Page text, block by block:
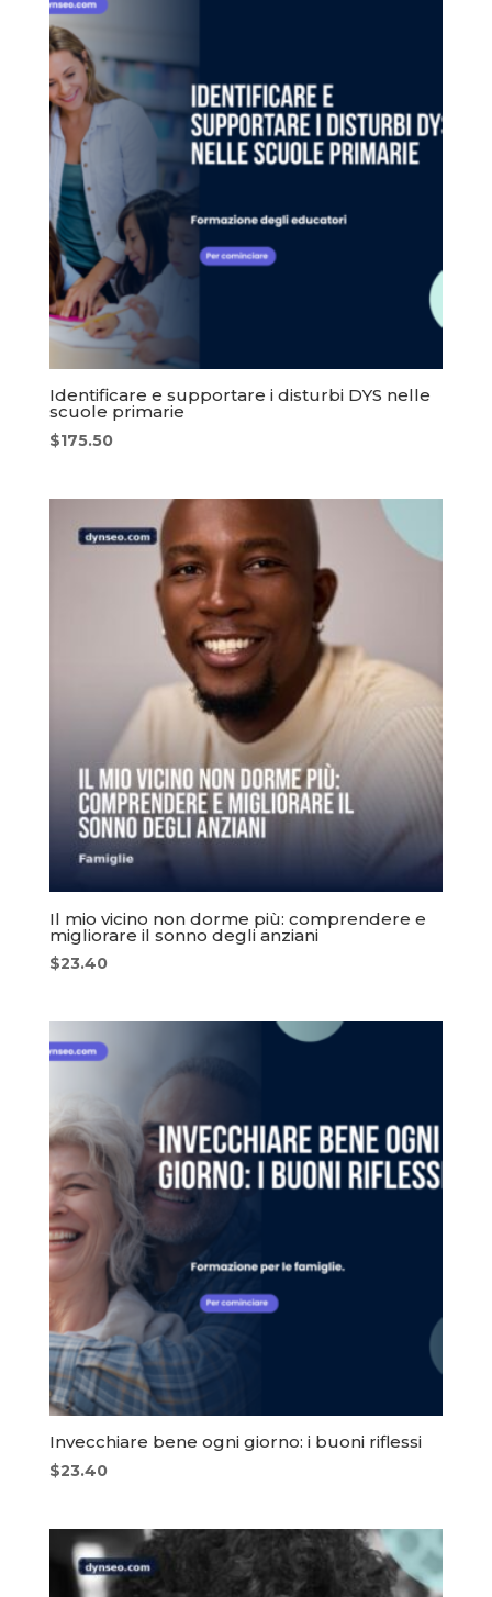
Identificare e supportare i disturbi DYS nelle
scuole primarie
$175.50
Il mio vicino non dorme più: comprendere e
migliorare il sonno degli anziani
$23.40
Invecchiare bene ogni giorno: i buoni riflessi
$23.40